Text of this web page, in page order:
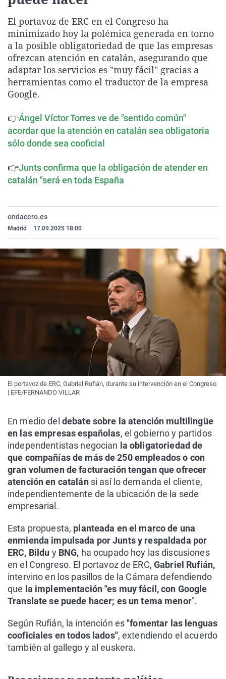
Gente viajera
Como el perro y el
Retornados
Equipo de
Operación Viuda
Galicia
La Rioja
Navarra
País Vasco
Televisión
Elecciones
El portavoz de ERC en el Congreso ha
minimizado hoy la polémica generada en torno
a la posible obligatoriedad de que las empresas
ofrezcan atención en catalán, asegurando que
adaptar los servicios es "muy fácil" gracias a
herramientas como el traductor de la empresa
Google.
👉Ángel Víctor Torres ve de "sentido común"
acordar que la atención en catalán sea obligatoria
sólo donde sea cooficial
👉Junts confirma que la obligación de atender en
catalán "será en toda España
ondacero.es
Madrid 17.09.2025 18:00
El portavoz de ERC, Gabriel Rufián, durante su intervención en el Congreso
| EFE/FERNANDO VILLAR
En medio del debate sobre la atención multilingüe
en las empresas españolas, el gobierno y partidos
independentistas negocian la obligatoriedad de
que compañías de más de 250 empleados o con
gran volumen de facturación tengan que ofrecer
atención en catalánsi así lo demanda el cliente,
independientemente de la ubicación de la sede
empresarial.
Esta propuesta, planteada en el marco de una
enmienda impulsada por Junts y respaldada por
ERC, Bildu y BNG, ha ocupado hoy las discusiones
en el Congreso. El portavoz de ERC,Gabriel Rufián,
intervino en los pasillos de la Cámara defendiendo
que la implementación "es muy fácil, con Google
Translate se puede hacer; es un tema menor".
Según Rufián, la intención es"fomentar las lenguas
cooficiales en todos lados", extendiendo el acuerdo
también al gallego y al euskera.